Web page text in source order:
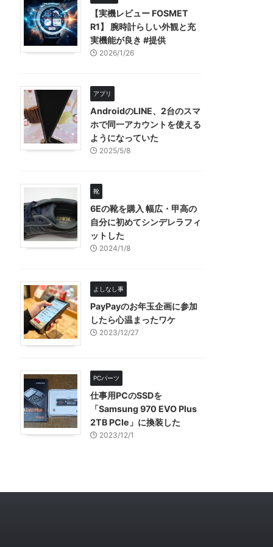
【実機レビュー FOSMET
R1】 腕時計らしい外観と充
実機能が良き #提供
2026/1/26
アプリ
AndroidのLINE、2台のスマ
ホで同一アカウントを使える
ようになっていた
2025/5/8
靴
6Eの靴を購入 幅広・甲高の
自分に初めてシンデレラフィ
ットした
2024/1/8
よしなし事
PayPayのお年玉企画に参加
したら心温まったワケ
2023/12/27
PCパーツ
仕事用PCのSSDを
「Samsung 970 EVO Plus
2TB PCIe」に換装した
2023/12/1